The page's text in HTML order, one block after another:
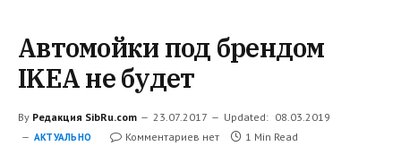
Автомойки под брендом
IKEA не будет
By Редакция SibRu.com 23.07.2017 Updated: 08.03.2019
АКТУАЛЬНО Комментариев нет 1 Min Read